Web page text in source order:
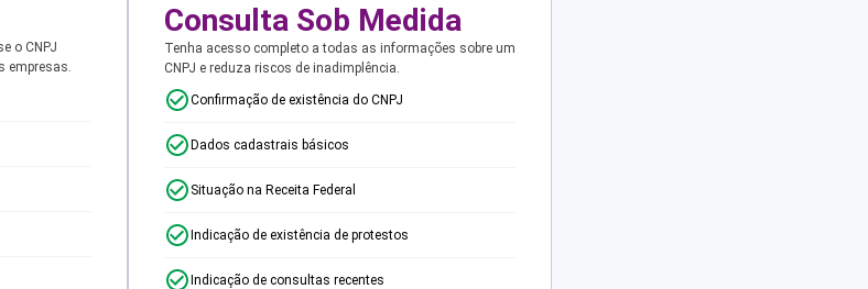
o CNPJ
empresas.
Consulta Sob Medida
Tenha acesso completo a todas as informações sobre um
CNPJ e reduza riscos de inadimplência.
Confirmação de existência do CNPJ
Dados cadastrais básicos
Situação na Receita Federal
Indicação de existência de protestos
Indicação de consultas recentes